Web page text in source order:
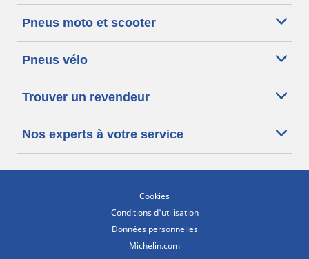
Pneus moto et scooter
Pneus vélo
Trouver un revendeur
Nos experts à votre service
Cookies
Conditions d'utilisation
Données personnelles
Michelin.com